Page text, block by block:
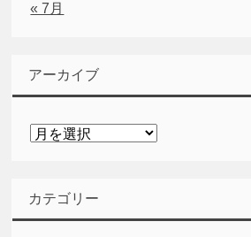
« 7月
アーカイブ
ア
ブ
カテゴリー